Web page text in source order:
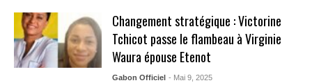
Changement stratégique : Victorine
Tchicot passe le flambeau à Virginie
Waura épouse Etenot
Gabon Officiel - Mai 9, 2025